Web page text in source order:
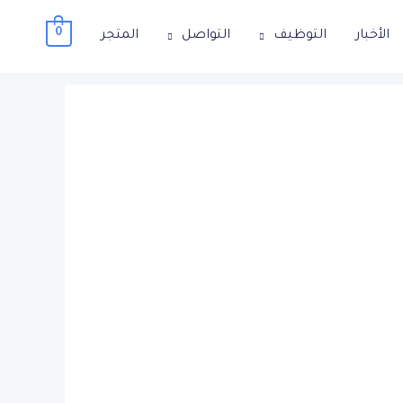
الأخبار التوظيف التواصل المتجر 0